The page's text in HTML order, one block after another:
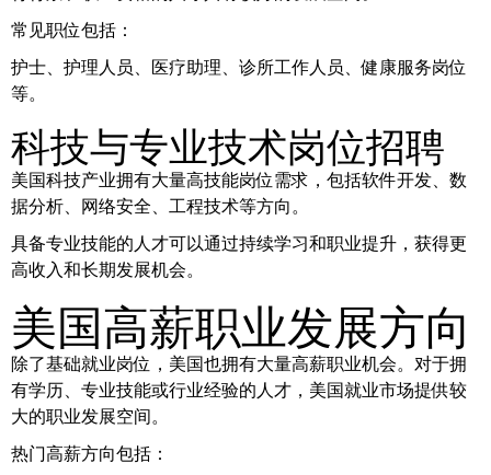
常见职位包括：
护士、护理人员、医疗助理、诊所工作人员、健康服务岗位
等。
科技与专业技术岗位招聘
美国科技产业拥有大量高技能岗位需求，包括软件开发、数
据分析、网络安全、工程技术等方向。
具备专业技能的人才可以通过持续学习和职业提升，获得更
高收入和长期发展机会。
美国高薪职业发展方向
除了基础就业岗位，美国也拥有大量高薪职业机会。对于拥
有学历、专业技能或行业经验的人才，美国就业市场提供较
大的职业发展空间。
热门高薪方向包括：